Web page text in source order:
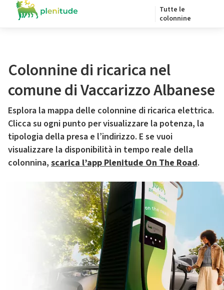
Tutte le
colonnine
Colonnine di ricarica nel
comune di Vaccarizzo Albanese
Esplora la mappa delle colonnine di ricarica elettrica.
Clicca su ogni punto per visualizzare la potenza, la
tipologia della presa e l’indirizzo. E se vuoi
visualizzare la disponibilità in tempo reale della
colonnina, scarica l’app Plenitude On The Road.